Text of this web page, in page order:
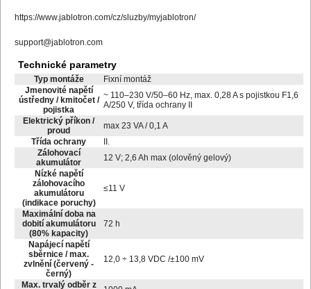
https://www.jablotron.com/cz/sluzby/myjablotron/
support@jablotron.com
Technické parametry
Typ montáže
Fixní montáž
Jmenovité napětí
ústředny / kmitočet /
pojistka
~ 110–230 V/50–60 Hz, max. 0,28 A s pojistkou F1,6
A/250 V, třída ochrany II
Elektrický příkon /
proud
max 23 VA / 0,1 A
Třída ochrany
II.
Zálohovací
akumulátor
12 V; 2,6 Ah max (olověný gelový)
Nízké napětí
zálohovacího
akumulátoru
(indikace poruchy)
≤11 V
Maximální doba na
dobití akumulátoru
(80% kapacity)
72 h
Napájecí napětí
sběrnice / max.
zvlnění (červený -
černý)
12,0 ÷ 13,8 VDC /±100 mV
Max. trvalý odběr z